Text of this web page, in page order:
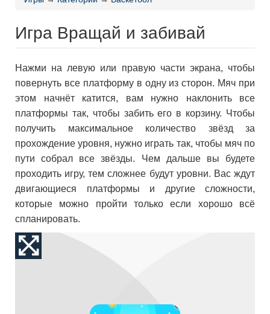
Игра Вращай и забивай
Нажми на левую или правую части экрана, чтобы
повернуть все платформу в одну из сторон. Мяч при
этом начнёт катится, вам нужно наклонить все
платформы так, чтобы забить его в корзину. Чтобы
получить максимальное количество звёзд за
прохождение уровня, нужно играть так, чтобы мяч по
пути собрал все звёзды. Чем дальше вы будете
проходить игру, тем сложнее будут уровни. Вас ждут
двигающиеся платформы и другие сложности,
которые можно пройти только если хорошо всё
спланировать.